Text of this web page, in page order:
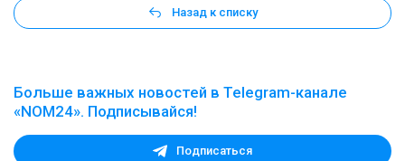
Назад к списку
Больше важных новостей в Telegram-канале
«NOM24». Подписывайся!
Подписаться